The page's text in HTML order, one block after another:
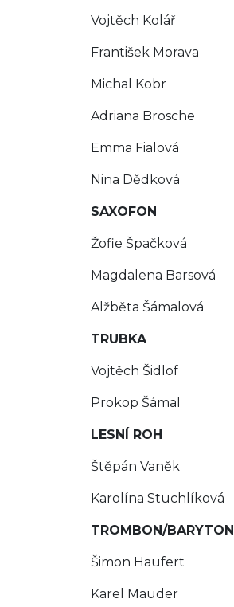
Vojtěch Kolář
František Morava
Michal Kobr
Adriana Brosche
Emma Fialová
Nina Dědková
SAXOFON
Žofie Špačková
Magdalena Barsová
Alžběta Šámalová
TRUBKA
Vojtěch Šidlof
Prokop Šámal
LESNÍ ROH
Štěpán Vaněk
Karolína Stuchlíková
TROMBON/BARYTON
Šimon Haufert
Karel Mauder